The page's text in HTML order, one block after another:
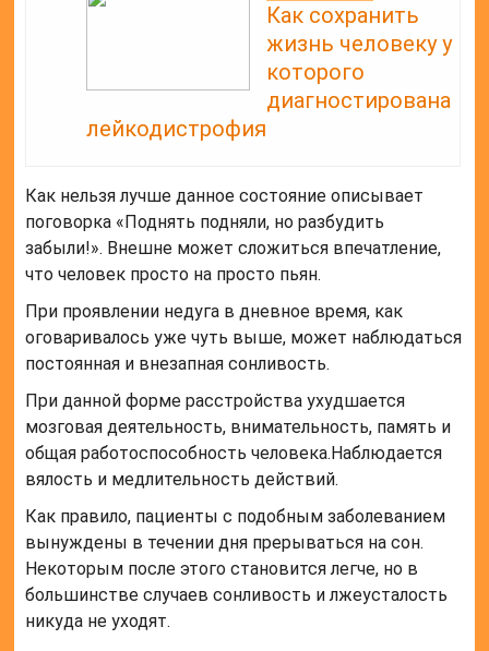
Как сохранить
жизнь человеку у
которого
диагностирована
лейкодистрофия
Как нельзя лучше данное состояние описывает
поговорка «Поднять подняли, но разбудить
забыли!». Внешне может сложиться впечатление,
что человек просто на просто пьян.
При проявлении недуга в дневное время, как
оговаривалось уже чуть выше, может наблюдаться
постоянная и внезапная сонливость.
При данной форме расстройства ухудшается
мозговая деятельность, внимательность, память и
общая работоспособность человека.Наблюдается
вялость и медлительность действий.
Как правило, пациенты с подобным заболеванием
вынуждены в течении дня прерываться на сон.
Некоторым после этого становится легче, но в
большинстве случаев сонливость и лжеусталость
никуда не уходят.